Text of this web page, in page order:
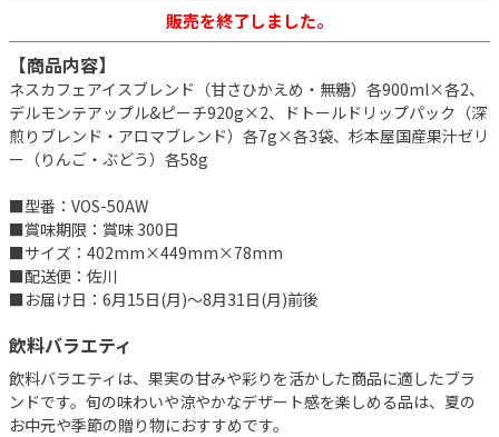
販売を終了しました。
【商品内容】
ネスカフェアイスブレンド（甘さひかえめ・無糖）各900ml×各2、
デルモンテアップル&ピーチ920g×2、ドトールドリップパック（深
煎りブレンド・アロマブレンド）各7g×各3袋、杉本屋国産果汁ゼリ
ー（りんご・ぶどう）各58g
■型番：VOS-50AW
■賞味期限：賞味 300日
■サイズ：402mm×449mm×78mm
■配送便：佐川
■お届け日：6月15日(月)～8月31日(月)前後
飲料バラエティ
飲料バラエティは、果実の甘みや彩りを活かした商品に適したブラ
ンドです。旬の味わいや涼やかなデザート感を楽しめる品は、夏の
お中元や季節の贈り物におすすめです。